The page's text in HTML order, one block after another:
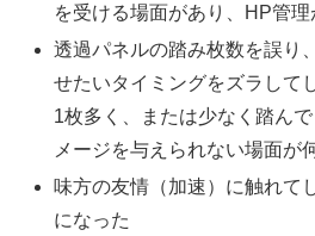
を受ける場面があり、HP管理
透過パネルの踏み枚数を誤り
せたいタイミングをズラして
1枚多く、または少なく踏ん
メージを与えられない場面が
味方の友情（加速）に触れて
になった